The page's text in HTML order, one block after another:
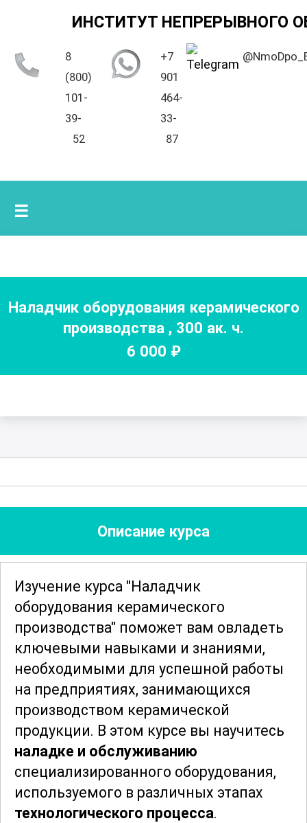
ИНСТИТУТ НЕПРЕРЫВНОГО
8
(800)
101-
39-
52
+7
901
464-
33-
87
☰
Наладчик оборудования керамического
производства , 300 ак. ч.
6 000 ₽
Описание курса
Изучение курса "Наладчик
оборудования керамического
производства" поможет вам овладеть
ключевыми навыками и знаниями,
необходимыми для успешной работы
на предприятиях, занимающихся
производством керамической
продукции. В этом курсе вы научитесь
наладке и обслуживанию
специализированного оборудования,
используемого в различных этапах
технологического процесса.